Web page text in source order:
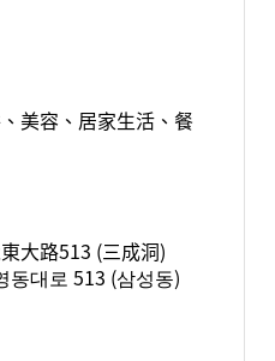
美容、居家生活、餐
大路513 (三成洞)
동대로 513 (삼성동)